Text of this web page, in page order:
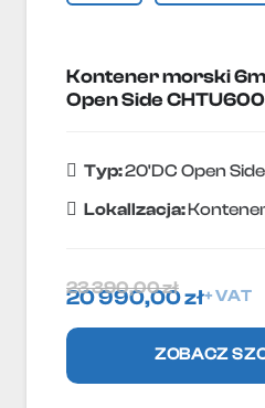
Kontener morski 6m
Open Side
Typ:20'DC Open Side
Lokallzacja:
20 990,00zł+ VAT
23 390,00zł
ZOBACZ